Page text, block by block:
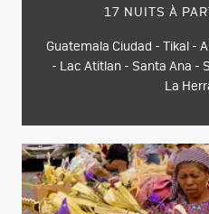
17 NUITS À
Guatemala Ciudad - Tikal -
- Lac Atitlan - Santa Ana -
La